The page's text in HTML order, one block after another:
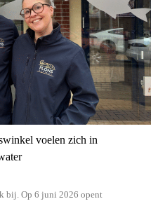
voelen zich in
bij. Op 6 juni 2026 opent